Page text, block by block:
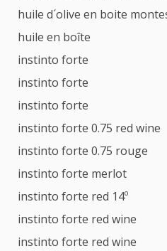
huile d´olive en boite
huile en boîte
instinto forte
instinto forte
instinto forte
instinto forte 0.75 red wine
instinto forte 0.75 rouge
instinto forte merlot
instinto forte red 14º
instinto forte red wine
instinto forte red wine